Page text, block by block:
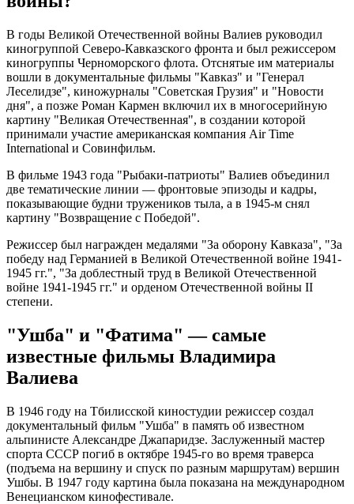
В годы Великой Отечественной войны Валиев руководил
киногруппой Северо-Кавказского фронта и был режиссером
киногруппы Черноморского флота. Отснятые им материалы
вошли в документальные фильмы "Кавказ" и "Генерал
Леселидзе", киножурналы "Советская Грузия" и "Новости
дня", а позже Роман Кармен включил их в многосерийную
картину "Великая Отечественная", в создании которой
принимали участие американская компания Air Time
International и Совинфильм.
В фильме 1943 года "Рыбаки-патриоты" Валиев объединил
две тематические линии — фронтовые эпизоды и кадры,
показывающие будни тружеников тыла, а в 1945-м снял
картину "Возвращение с Победой".
Режиссер был награжден медалями "За оборону Кавказа", "За
победу над Германией в Великой Отечественной войне 1941-
1945 гг.", "За доблестный труд в Великой Отечественной
войне 1941-1945 гг." и орденом Отечественной войны II
степени.
"Ушба" и "Фатима" — самые
известные фильмы Владимира
Валиева
В 1946 году на Тбилисской киностудии режиссер создал
документальный фильм "Ушба" в память об известном
альпинисте Александре Джапаридзе. Заслуженный мастер
спорта СССР погиб в октябре 1945-го во время траверса
(подъема на вершину и спуск по разным маршрутам) вершин
Ушбы. В 1947 году картина была показана на международном
Венецианском кинофестивале.